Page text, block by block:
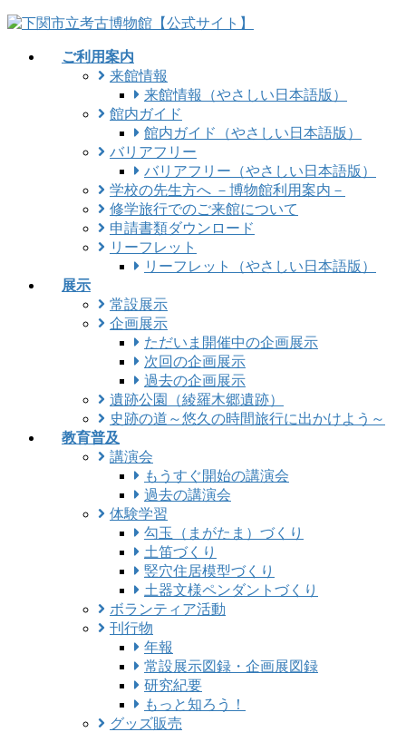
コ
ナ
ご利用案内
来館情報
来館情報（やさしい日本語版）
館内ガイド
館内ガイド（やさしい日本語版）
バリアフリー
バリアフリー（やさしい日本語版）
学校の先生方へ －博物館利用案内－
修学旅行でのご来館について
申請書類ダウンロード
リーフレット
リーフレット（やさしい日本語版）
展示
常設展示
企画展示
ただいま開催中の企画展示
次回の企画展示
過去の企画展示
遺跡公園（綾羅木郷遺跡）
史跡の道～悠久の時間旅行に出かけよう～
教育普及
講演会
もうすぐ開始の講演会
過去の講演会
体験学習
勾玉（まがたま）づくり
土笛づくり
竪穴住居模型づくり
土器文様ペンダントづくり
ボランティア活動
刊行物
年報
常設展示図録・企画展図録
研究紀要
もっと知ろう！
グッズ販売